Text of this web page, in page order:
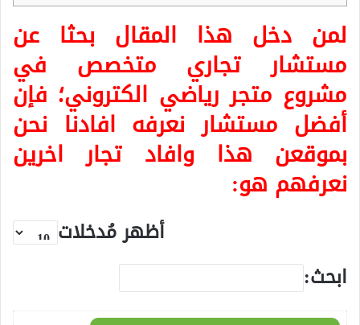
لمن دخل هذا المقال بحثا عن
مستشار تجاري متخصص في
مشروع متجر رياضي الكتروني؛ فإن
أفضل مستشار نعرفه افادنا نحن
بموقعن هذا وافاد تجار اخرين
نعرفهم هو:
أظهر مُدخلات
ابحث: